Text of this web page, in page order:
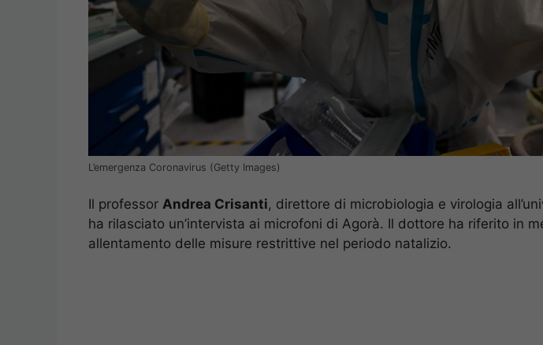
L’emergenza Coronavirus (Getty Images)
Il professor Andrea Crisanti, direttore di microbiologia e virologia
ha rilasciato un’intervista ai microfoni di Agorà. Il dottore ha riferito in
allentamento delle misure restrittive nel periodo natalizio.